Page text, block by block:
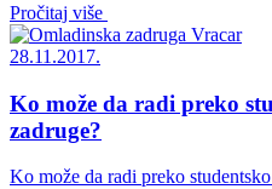
Pročitaj više
28.11.2017.
Ko može da radi preko
zadruge?
Ko može da radi preko